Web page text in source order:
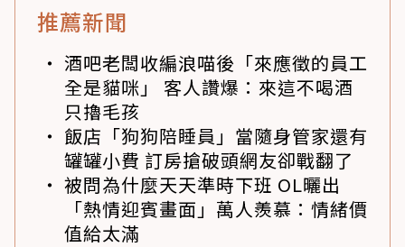
推薦新聞
酒吧老闆收編浪喵後「來應徵的員工
全是貓咪」 客人讚爆：來這不喝酒
只擼毛孩
飯店「狗狗陪睡員」當隨身管家還有
罐罐小費 訂房搶破頭網友卻戰翻了
被問為什麼天天準時下班 OL曬出
「熱情迎賓畫面」萬人羨慕：情緒價
值給太滿